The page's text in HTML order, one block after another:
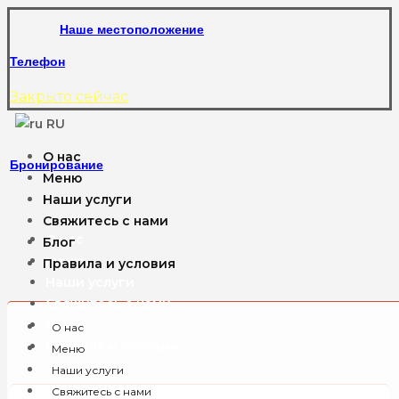
Наше местоположение
Телефон
Закрыто сейчас
RU
Бронирование
О нас
Меню
Свяжитесь с нами
Блог
Правила и условия
О нас
Меню
Наши услуги
Свяжитесь с нами
Блог
Правила и условия
О нас
Меню
Наши услуги
Свяжитесь с нами